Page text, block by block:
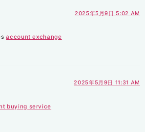
2025年5月9日 5:02 AM
account exchange
2025年5月9日 11:31 AM
buying service